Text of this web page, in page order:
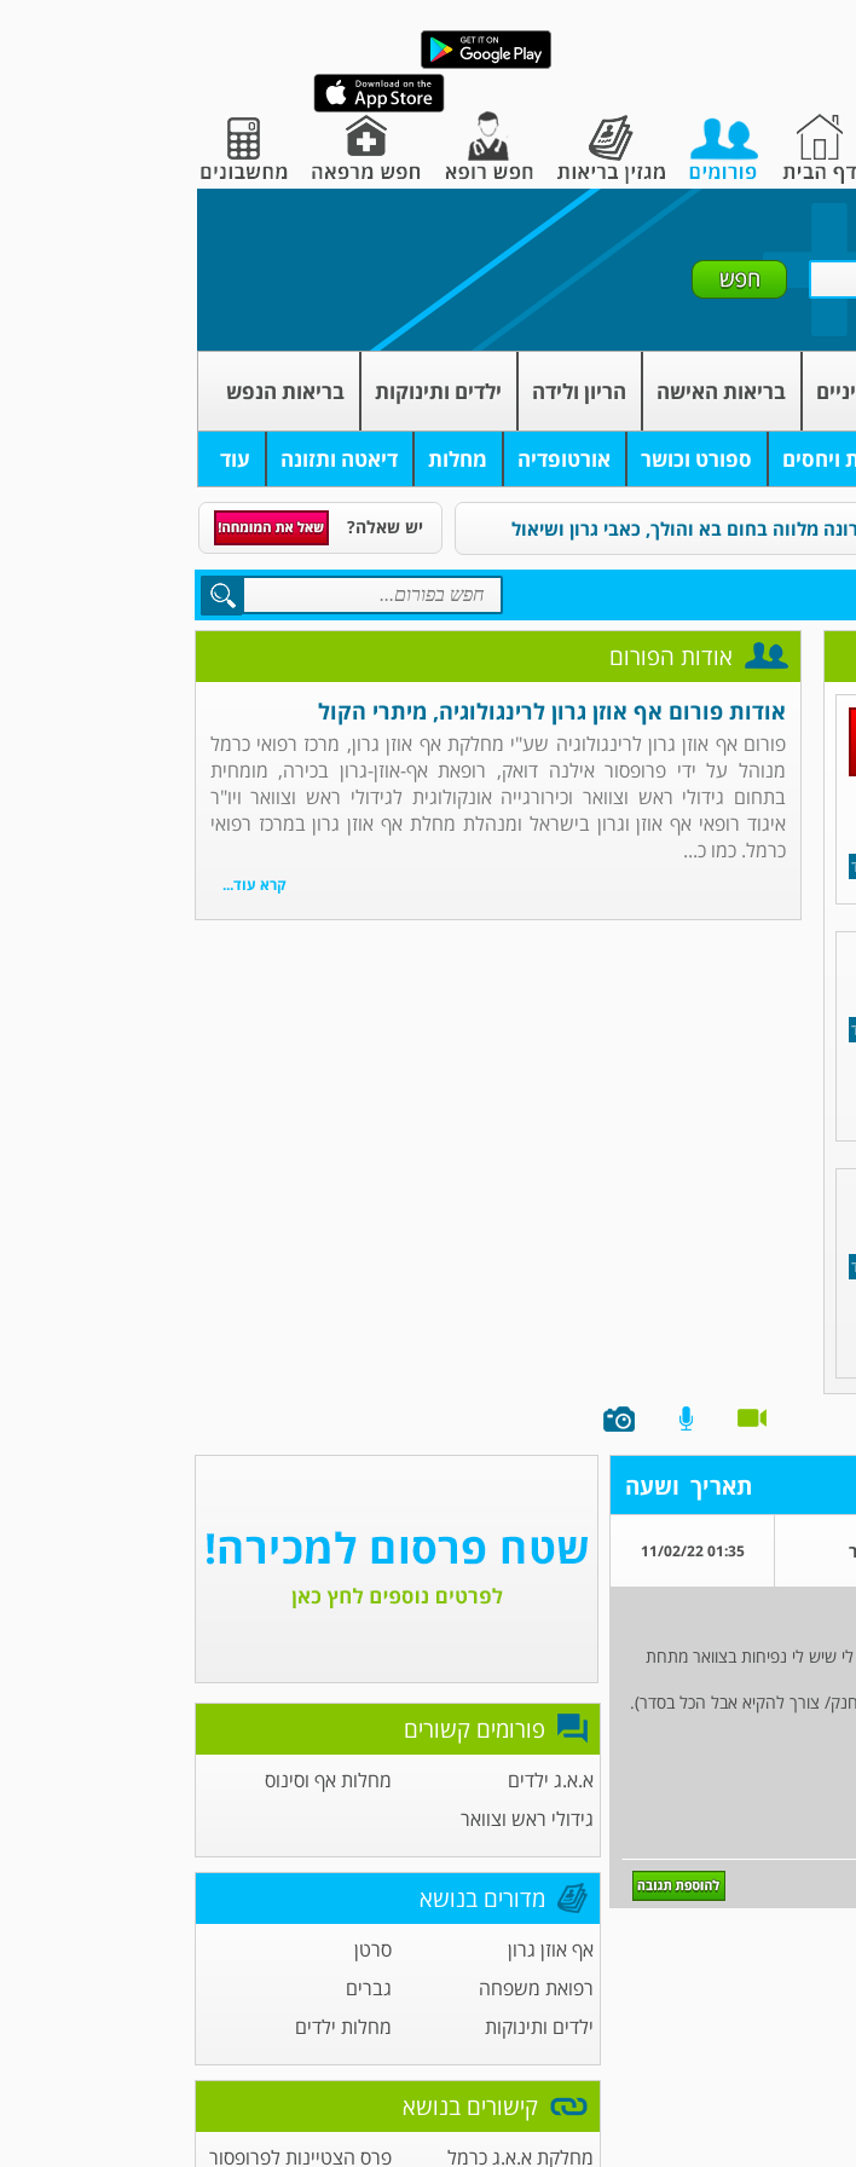
בריאות האישה הריון ולידה ילדים ותינוקות בריאות הנפש
ויחסים ספורט וכושר אורטופדיה מחלות דיאטה ותזונה עוד
מלווה בחום בא והולך, כאבי גרון ושיאול יש שאלה?
אודות הפורום
אודות פורום אף אוזן גרון לרינגולוגיה, מיתרי הקול
פורום אף אוזן גרון לרינגולוגיה שע"י מחלקת אף אוזן גרון, מרכז רפואי כרמל
מנוהל על ידי פרופסור אילנה דואק, רופאת אף-אוזן-גרון בכירה, מומחית
בתחום גידולי ראש וצוואר וכירורגייה אונקולוגית לגידולי ראש וצוואר ויו"ר
איגוד רופאי אף אוזן וגרון בישראל ומנהלת מחלת אף אוזן גרון במרכז רפואי
כרמל. כמו כ...
קרא עוד...
תאריך ושעה
01:35 11/02/22
שיש לי נפיחות בצוואר מתחת
צורך להקיא אבל הכל בסדר).
פורומים קשורים
א.א.ג ילדים
מחלות אף וסינוס
גידולי ראש וצוואר
מדורים בנושא
אף אוזן גרון
סרטן
רפואת משפחה
גברים
ילדים ותינוקות
מחלות ילדים
קישורים בנושא
מחלקת א.א.ג כרמל פרס הצטיינות לפרופסור